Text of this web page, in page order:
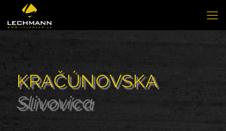
KRAČÚNOVSKA
Slivovica